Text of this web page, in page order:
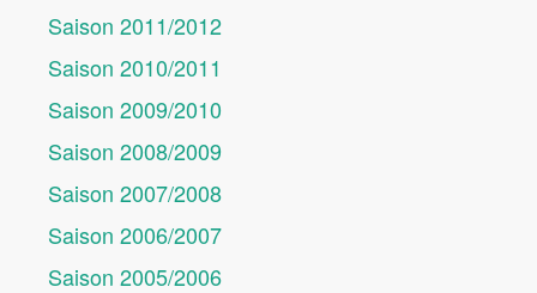
Saison 2011/2012
Saison 2010/2011
Saison 2009/2010
Saison 2008/2009
Saison 2007/2008
Saison 2006/2007
Saison 2005/2006